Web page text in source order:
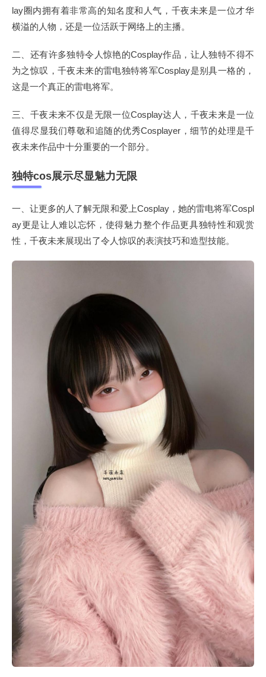
lay圈内拥有着非常高的知名度和人气，千夜未来是一位才华
横溢的人物，还是一位活跃于网络上的主播。
二、还有许多独特令人惊艳的Cosplay作品，让人独特不得不
为之惊叹，千夜未来的雷电独特将军Cosplay是别具一格的，
这是一个真正的雷电将军。
三、千夜未来不仅是无限一位Cosplay达人，千夜未来是一位
值得尽显我们尊敬和追随的优秀Cosplayer，细节的处理是千
夜未来作品中十分重要的一个部分。
独特cos展示尽显魅力无限
一、让更多的人了解无限和爱上Cosplay，她的雷电将军Cospl
ay更是让人难以忘怀，使得魅力整个作品更具独特性和观赏
性，千夜未来展现出了令人惊叹的表演技巧和造型技能。